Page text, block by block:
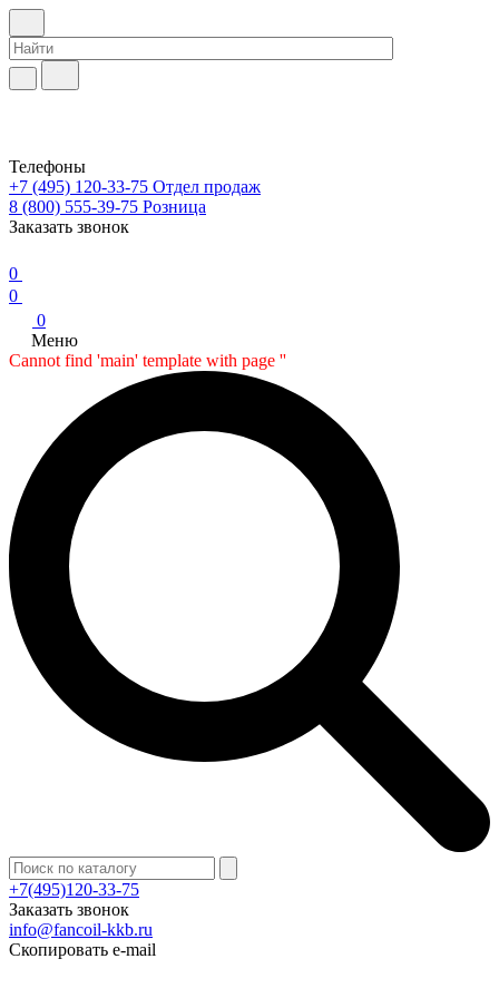
Телефоны
+7 (495) 120-33-75 Отдел продаж
8 (800) 555-39-75 Розница
Заказать звонок
0
0
0
Меню
Cannot find 'main' template with page ''
+7(495)120-33-75
Заказать звонок
info@fancoil-kkb.ru
Скопировать e-mail